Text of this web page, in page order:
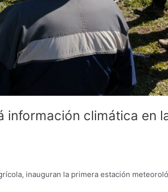
información climática en
inauguran la primera estación